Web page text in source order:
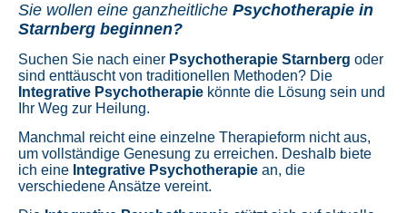
Sie wollen eine ganzheitliche Psychotherapie in
Starnberg beginnen?
Suchen Sie nach einer Psychotherapie Starnberg oder
sind enttäuscht von traditionellen Methoden? Die
Integrative Psychotherapie könnte die Lösung sein und
Ihr Weg zur Heilung.
Manchmal reicht eine einzelne Therapieform nicht aus,
um vollständige Genesung zu erreichen. Deshalb biete
ich eine Integrative Psychotherapie an, die
verschiedene Ansätze vereint.